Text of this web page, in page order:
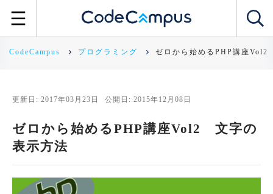
CodeCampus プログラミング ゼロから始めるPHP講座
更新日: 2017年03月23日 公開日: 2015年12月08日
ゼロから始めるPHP講座Vol2 文字の
表示方法